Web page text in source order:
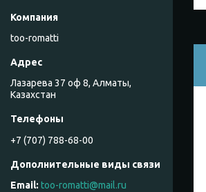
too-romatti
Лазарева 37 оф 8, Алматы,
Казахстан
+7 (707) 788-68-00
too-romatti@mail.ru